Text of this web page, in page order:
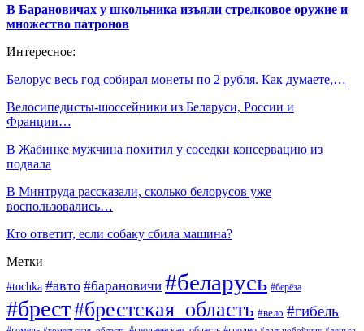
В Барановичах у школьника изъяли стрелковое оружие и
множество патронов
Интересное:
Белорус весь год собирал монеты по 2 рубля. Как думаете,…
Велосипедисты-шоссейники из Беларуси, России и
Франции…
В Жабинке мужчина похитил у соседки консервацию из
подвала
В Минтруда рассказали, сколько белорусов уже
воспользовались…
Кто ответит, если собаку сбила машина?
Метки
#tochka #авто #барановичи #беларусь #берёза
#брест#брестская_область #вело #гибель